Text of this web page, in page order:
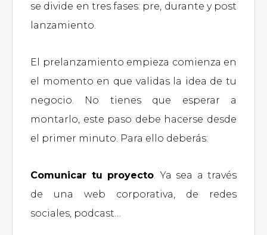
se divide en tres fases: pre, durante y post
lanzamiento.
El prelanzamiento empieza comienza en
el momento en que validas la idea de tu
negocio. No tienes que esperar a
montarlo, este paso debe hacerse desde
el primer minuto. Para ello deberás:
Comunicar tu proyecto. Ya sea a través
de una web corporativa, de redes
sociales, podcast…